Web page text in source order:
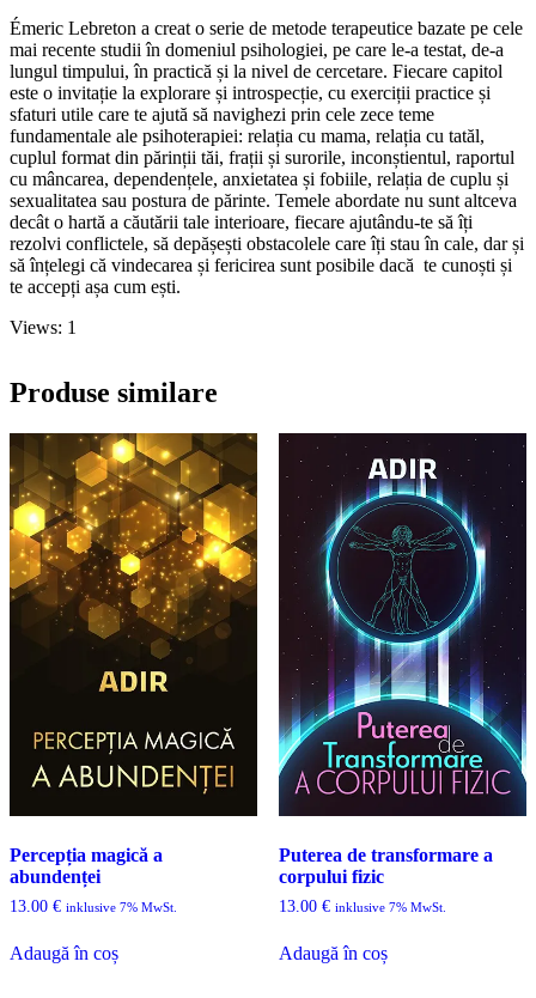
Émeric Lebreton a creat o serie de metode terapeutice bazate pe cele
mai recente studii în domeniul psihologiei, pe care le-a testat, de-a
lungul timpului, în practică și la nivel de cercetare. Fiecare capitol
este o invitație la explorare și introspecție, cu exerciții practice și
sfaturi utile care te ajută să navighezi prin cele zece teme
fundamentale ale psihoterapiei: relația cu mama, relația cu tatăl,
cuplul format din părinții tăi, frații și surorile, inconștientul, raportul
cu mâncarea, dependențele, anxietatea și fobiile, relația de cuplu și
sexualitatea sau postura de părinte. Temele abordate nu sunt altceva
decât o hartă a căutării tale interioare, fiecare ajutându-te să îți
rezolvi conflictele, să depășești obstacolele care îți stau în cale, dar și
să înțelegi că vindecarea și fericirea sunt posibile dacă te cunoști și
te accepți așa cum ești.
Views: 1
Produse similare
Percepția magică a
abundenței
13.00 € inklusive 7% MwSt.
Adaugă în coș
Puterea de transformare a
corpului fizic
13.00 € inklusive 7% MwSt.
Adaugă în coș